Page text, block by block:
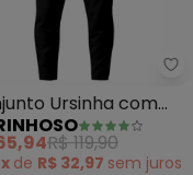
Conjunto Blusão e
Ursinha com
(Off White)
R$ 119,90
de R$ 32,97 sem juros